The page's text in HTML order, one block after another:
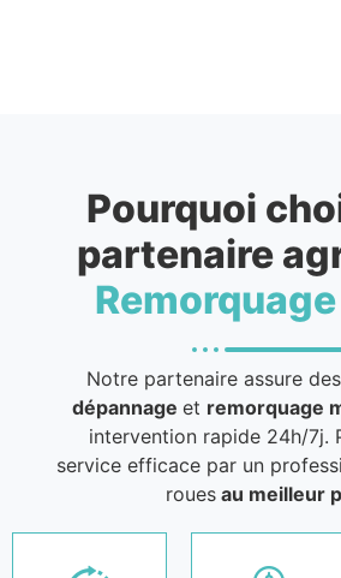
Pourquoi
partenaire
Notre partenaire assure
dépannageet remorquage
intervention rapide 24h/7j.
service efficace par un
roues au meilleur